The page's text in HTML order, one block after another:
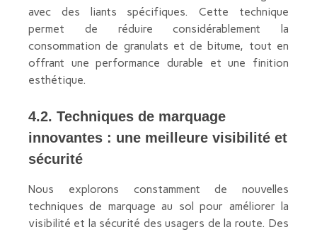
avec des liants spécifiques. Cette technique
permet de réduire considérablement la
consommation de granulats et de bitume, tout en
offrant une performance durable et une finition
esthétique.
4.2. Techniques de marquage
innovantes : une meilleure visibilité et
sécurité
Nous explorons constamment de nouvelles
techniques de marquage au sol pour améliorer la
visibilité et la sécurité des usagers de la route. Des